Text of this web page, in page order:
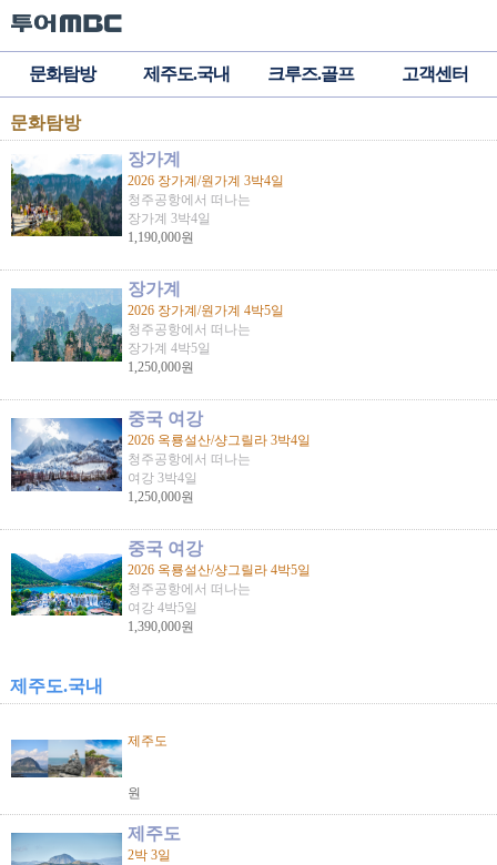
문화탐방 제주도.국내 크루즈.골프 고객센터
문화탐방
장가계
2026 장가계/원가계 3박4일
청주공항에서 떠나는
장가계 3박4일
1,190,000원
장가계
2026 장가계/원가계 4박5일
청주공항에서 떠나는
장가계 4박5일
1,250,000원
중국 여강
2026 옥룡설산/샹그릴라 3박4일
청주공항에서 떠나는
여강 3박4일
1,250,000원
중국 여강
2026 옥룡설산/샹그릴라 4박5일
청주공항에서 떠나는
여강 4박5일
1,390,000원
제주도.국내
제주도
원
제주도
2박 3일